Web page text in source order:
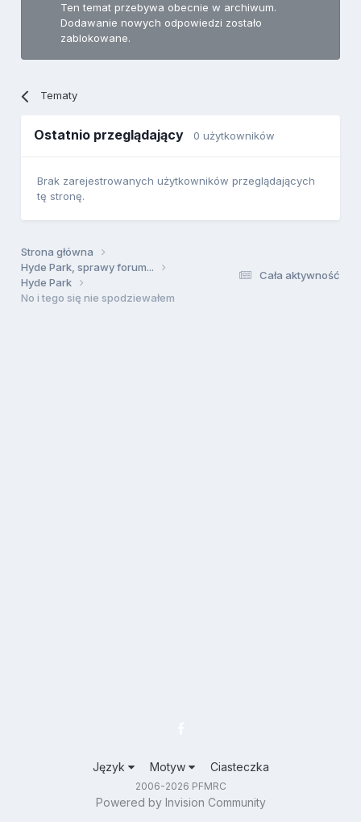
Ten temat przebywa obecnie w archiwum.
Dodawanie nowych odpowiedzi zostało
zablokowane.
Tematy
Ostatnio przeglądający 0 użytkowników
Brak zarejestrowanych użytkowników przeglądających
tę stronę.
Cała aktywność
Strona główna
Hyde Park, sprawy forum...
Hyde Park
No i tego się nie spodziewałem
Język Motyw Ciasteczka
2006-2026 PFMRC
Powered by Invision Community